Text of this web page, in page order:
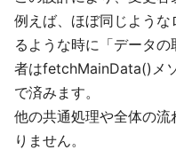
例えば、ほぼ同じよう
るような時に「データ
者はfetchMainData()メ
で済みます。
他の共通処理や全体の
りません。